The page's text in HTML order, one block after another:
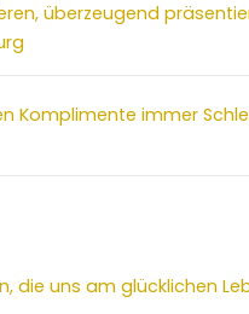
überzeugend
Komplimente immer
die uns am glücklichen